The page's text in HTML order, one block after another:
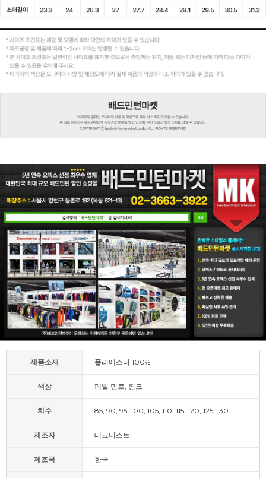
제품소재 폴리에스터 100%
색상 페일 민트, 핑크
치수 85, 90, 95, 100, 105, 110, 115, 120, 125, 130
제조자 테크니스트
제조국 한국